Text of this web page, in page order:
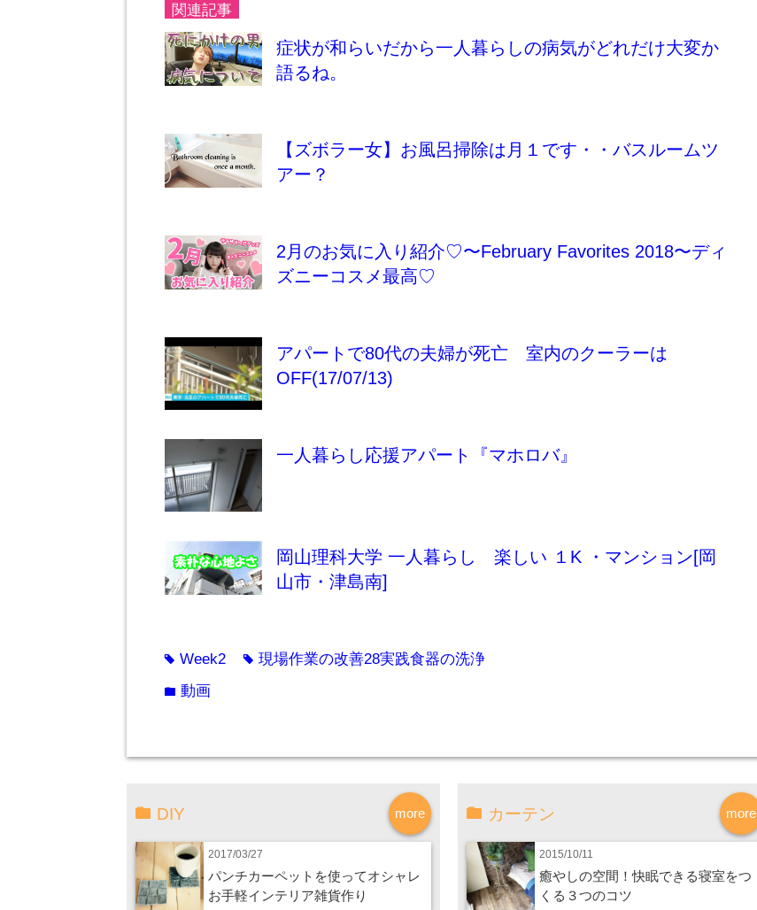
関連記事
症状が和らいだから一人暮らしの病気がどれだけ大変か
語るね。
【ズボラー女】お風呂掃除は月１です・・バスルームツ
アー？
2月のお気に入り紹介♡〜February Favorites 2018〜ディ
ズニーコスメ最高♡
アパートで80代の夫婦が死亡 室内のクーラーは
OFF(17/07/13)
一人暮らし応援アパート『マホロバ』
岡山理科大学 一人暮らし 楽しい １K ・マンション[岡
山市・津島南]
tag Week2 tag 現場作業の改善28実践食器の洗浄
folder 動画
more
DIY
2017/03/27
パンチカーペットを使ってオシャレ
お手軽インテリア雑貨作り
more
カーテン
2015/10/11
癒やしの空間！快眠できる寝室をつ
くる３つのコツ